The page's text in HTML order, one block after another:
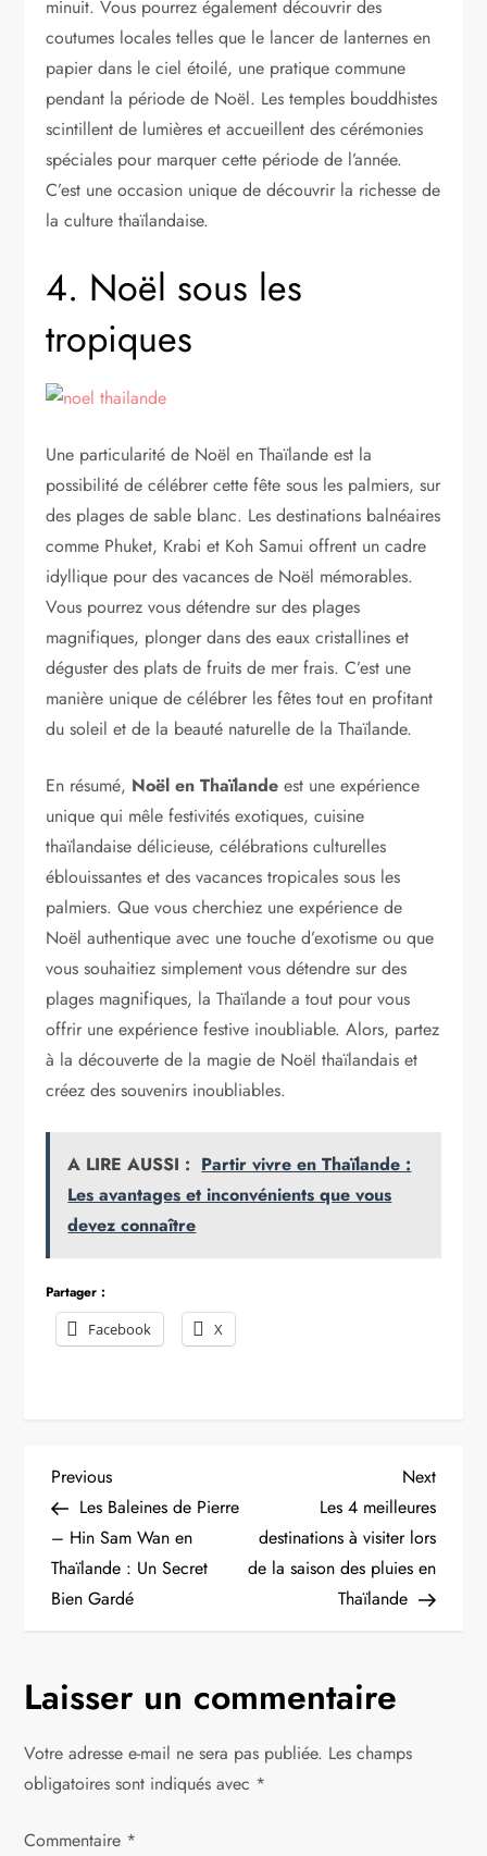
minuit. Vous pourrez également découvrir des
coutumes locales telles que le lancer de lanternes en
papier dans le ciel étoilé, une pratique commune
pendant la période de Noël. Les temples bouddhistes
scintillent de lumières et accueillent des cérémonies
spéciales pour marquer cette période de l’année.
C’est une occasion unique de découvrir la richesse de
la culture thaïlandaise.
4. Noël sous les
tropiques
Une particularité de Noël en Thaïlande est la
possibilité de célébrer cette fête sous les palmiers, sur
des plages de sable blanc. Les destinations balnéaires
comme Phuket, Krabi et Koh Samui offrent un cadre
idyllique pour des vacances de Noël mémorables.
Vous pourrez vous détendre sur des plages
magnifiques, plonger dans des eaux cristallines et
déguster des plats de fruits de mer frais. C’est une
manière unique de célébrer les fêtes tout en profitant
du soleil et de la beauté naturelle de la Thaïlande.
En résumé, Noël en Thaïlande est une expérience
unique qui mêle festivités exotiques, cuisine
thaïlandaise délicieuse, célébrations culturelles
éblouissantes et des vacances tropicales sous les
palmiers. Que vous cherchiez une expérience de
Noël authentique avec une touche d’exotisme ou que
vous souhaitiez simplement vous détendre sur des
plages magnifiques, la Thaïlande a tout pour vous
offrir une expérience festive inoubliable. Alors, partez
à la découverte de la magie de Noël thaïlandais et
créez des souvenirs inoubliables.
A LIRE AUSSI : Partir vivre en Thaïlande :
Les avantages et inconvénients que vous
devez connaître
Partager :
Facebook
X
N
a
v
g
a
t
i
Previous
Post
Previous
Les Baleines de Pierre
– Hin Sam Wan en
Thaïlande : Un Secret
Bien Gardé
Next
Post
Next
Les 4 meilleures
destinations à visiter lors
de la saison des pluies en
Thaïlande
Laisser un commentaire
Votre adresse e-mail ne sera pas publiée. Les champs
obligatoires sont indiqués avec *
Commentaire *